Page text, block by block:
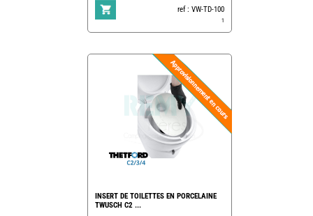
ref : VW-TD-100
1
INSERT DE TOILETTES EN PORCELAINE
TWUSCH C2 ...